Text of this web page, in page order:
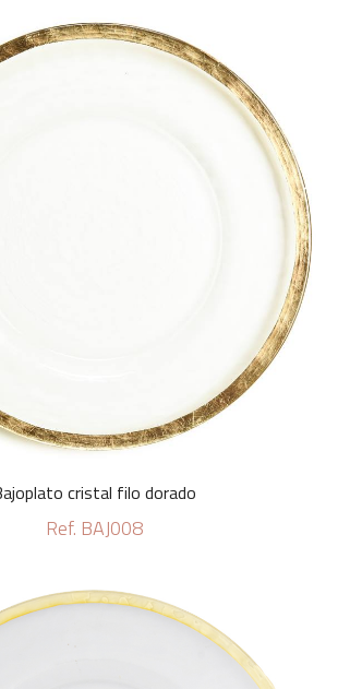
cristal filo dorado
Ref. BAJ008